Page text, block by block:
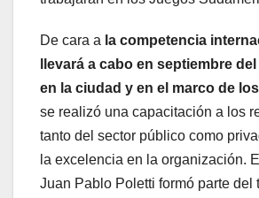
De cara a la competencia
llevará a cabo en septiembre
en la ciudad y en el marco de
se realizó una capacitación a los
tanto del sector público como
la excelencia en la organización.
Juan Pablo Poletti formó parte del